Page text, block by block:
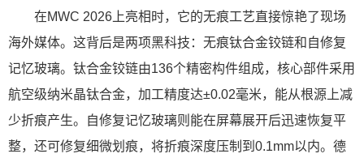
在MWC 2026上亮相时，它的无痕工艺直接惊艳了现场
海外媒体。这背后是两项黑科技：无痕钛合金铰链和自修复
记忆玻璃。钛合金铰链由136个精密构件组成，核心部件采用
航空级纳米晶钛合金，加工精度达±0.02毫米，能从根源上减
少折痕产生。自修复记忆玻璃则能在屏幕展开后迅速恢复平
整，还可修复细微划痕，将折痕深度压制到0.1mm以内。德